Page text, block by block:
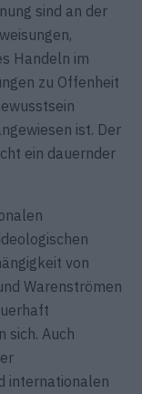
sind an der
Handeln im
zu Offenheit
ist. Der
ein dauernder
von
Warenströmen
sich. Auch
internationalen